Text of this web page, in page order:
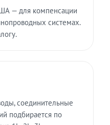
— для компенсации
системах.
соединительные
подбирается по